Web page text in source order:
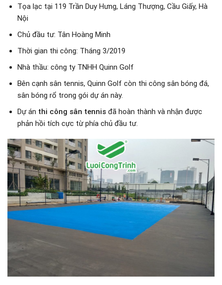
Tọa lạc tại 119 Trần Duy Hưng, Láng Thượng, Cầu Giấy, Hà
Nội
Chủ đầu tư: Tân Hoàng Minh
Thời gian thi công: Tháng 3/2019
Nhà thầu: công ty TNHH Quinn Golf
Bên cạnh sân tennis, Quinn Golf còn thi công sân bóng đá,
sân bóng rổ trong gói dự án này.
Dự án thi công sân tennisđã hoàn thành và nhận được
phản hồi tích cực từ phía chủ đầu tư.